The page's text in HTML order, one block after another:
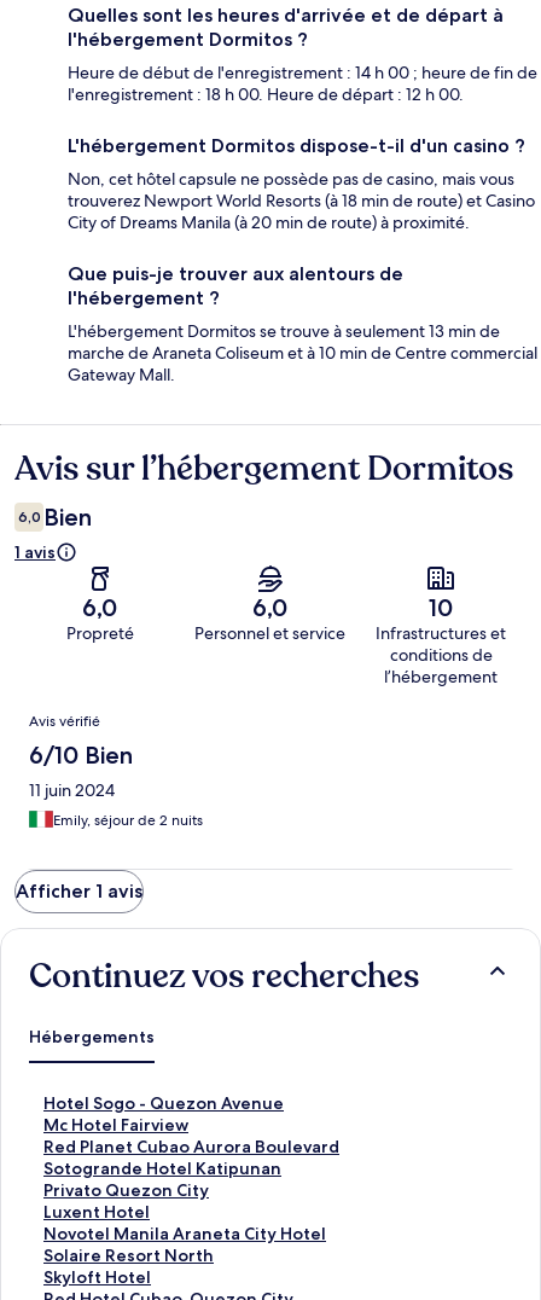
Quelles sont les heures d'arrivée et de départ à
l'hébergement Dormitos ?
Heure de début de l'enregistrement : 14 h 00 ; heure de fin de
l'enregistrement : 18 h 00. Heure de départ : 12 h 00.
L'hébergement Dormitos dispose-t-il d'un casino ?
Non, cet hôtel capsule ne possède pas de casino, mais vous
trouverez Newport World Resorts (à 18 min de route) et Casino
City of Dreams Manila (à 20 min de route) à proximité.
Que puis-je trouver aux alentours de
l'hébergement ?
L'hébergement Dormitos se trouve à seulement 13 min de
marche de Araneta Coliseum et à 10 min de Centre commercial
Gateway Mall.
Avis
Avis sur l’hébergement Dormitos
6,0 Bien
1 avis
6,0
Propreté
6,0
Personnel et service
10
Infrastructures et
conditions de
l’hébergement
Avis
Avis vérifié
6/10 Bien
11 juin 2024
Emily, séjour de 2 nuits
Afficher 1 avis
Continuez vos recherches
Hébergements
Hotel Sogo - Quezon Avenue
L
i
e
n
o
u
v
r
a
Mc Hotel Fairview
L
i
e
n
o
u
v
r
Red Planet Cubao Aurora Boulevard
L
i
e
n
o
u
v
Sotogrande Hotel Katipunan
L
i
e
n
o
u
Privato Quezon City
L
i
e
n
o
Luxent Hotel
L
i
e
n
Novotel Manila Araneta City Hotel
L
i
e
Solaire Resort North
L
iSkyloft Hotel
L